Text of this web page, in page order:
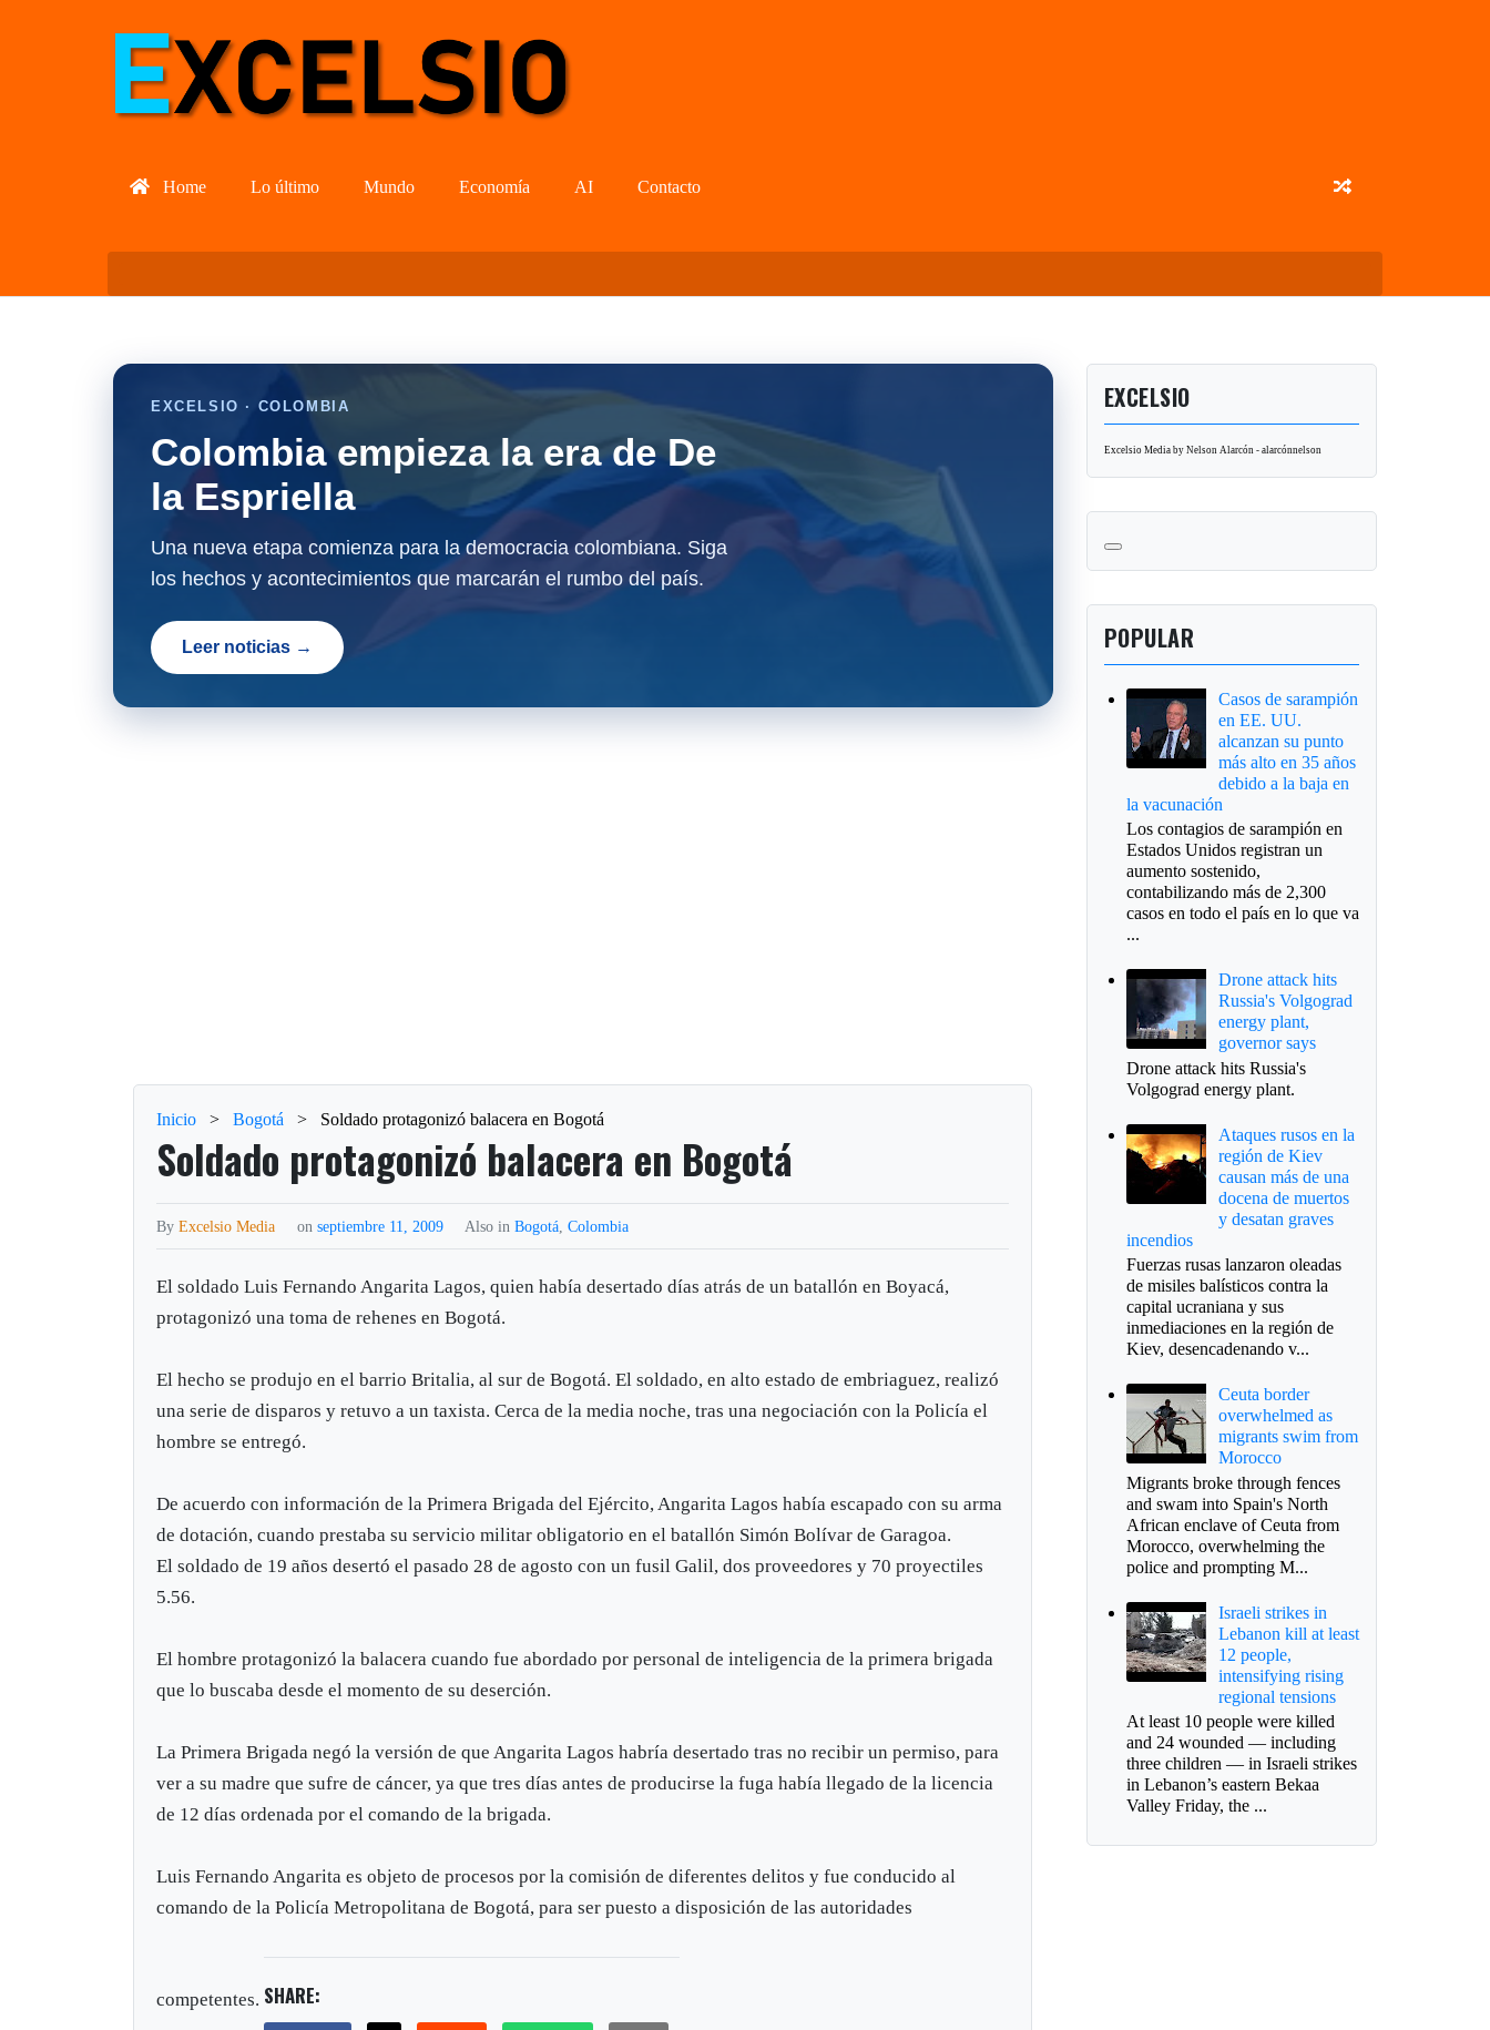
Home Lo último Mundo Economía AI Contacto
EXCELSIO · COLOMBIA
Colombia empieza la era de De
la Espriella
Una nueva etapa comienza para la democracia colombiana. Siga
los hechos y acontecimientos que marcarán el rumbo del país.
Leer noticias →
Inicio > Bogotá > Soldado protagonizó balacera en Bogotá
Soldado protagonizó balacera en Bogotá
ByExcelsio Media onseptiembre 11, 2009 Also inBogotá ,Colombia
El soldado Luis Fernando Angarita Lagos, quien había desertado días atrás de un batallón en Boyacá,
protagonizó una toma de rehenes en Bogotá.
El hecho se produjo en el barrio Britalia, al sur de Bogotá. El soldado, en alto estado de embriaguez, realizó
una serie de disparos y retuvo a un taxista. Cerca de la media noche, tras una negociación con la Policía el
hombre se entregó.
De acuerdo con información de la Primera Brigada del Ejército, Angarita Lagos había escapado con su arma
de dotación, cuando prestaba su servicio militar obligatorio en el batallón Simón Bolívar de Garagoa.
El soldado de 19 años desertó el pasado 28 de agosto con un fusil Galil, dos proveedores y 70 proyectiles
5.56.
El hombre protagonizó la balacera cuando fue abordado por personal de inteligencia de la primera brigada
que lo buscaba desde el momento de su deserción.
La Primera Brigada negó la versión de que Angarita Lagos habría desertado tras no recibir un permiso, para
ver a su madre que sufre de cáncer, ya que tres días antes de producirse la fuga había llegado de la licencia
de 12 días ordenada por el comando de la brigada.
Luis Fernando Angarita es objeto de procesos por la comisión de diferentes delitos y fue conducido al
comando de la Policía Metropolitana de Bogotá, para ser puesto a disposición de las autoridades
competentes. SHARE:
EXCELSIO
Excelsio Media by Nelson Alarcón - alarcónnelson
POPULAR
Casos de sarampión
en EE. UU.
alcanzan su punto
más alto en 35 años
debido a la baja en
la vacunación
Los contagios de sarampión en
Estados Unidos registran un
aumento sostenido,
contabilizando más de 2,300
casos en todo el país en lo que va
...
Drone attack hits
Russia's Volgograd
energy plant,
governor says
Drone attack hits Russia's
Volgograd energy plant.
Ataques rusos en la
región de Kiev
causan más de una
docena de muertos
y desatan graves
incendios
Fuerzas rusas lanzaron oleadas
de misiles balísticos contra la
capital ucraniana y sus
inmediaciones en la región de
Kiev, desencadenando v...
Ceuta border
overwhelmed as
migrants swim from
Morocco
Migrants broke through fences
and swam into Spain's North
African enclave of Ceuta from
Morocco, overwhelming the
police and prompting M...
Israeli strikes in
Lebanon kill at least
12 people,
intensifying rising
regional tensions
At least 10 people were killed
and 24 wounded — including
three children — in Israeli strikes
in Lebanon’s eastern Bekaa
Valley Friday, the ...